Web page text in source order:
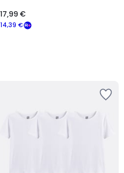
14,39 €
17,99 €